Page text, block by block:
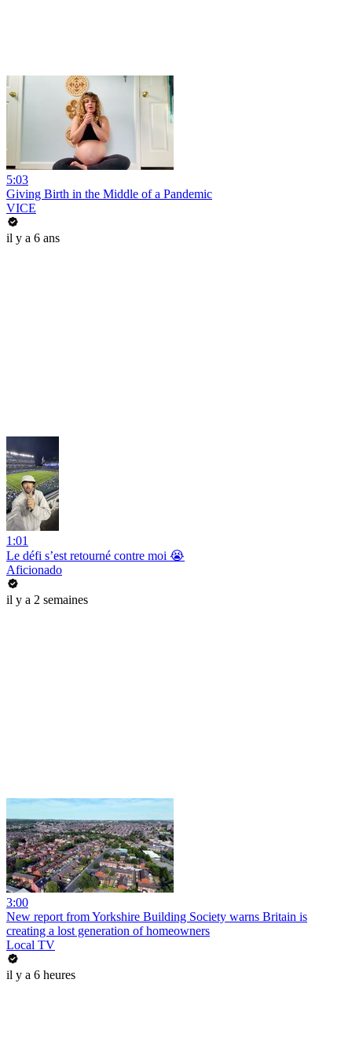
5:03
Giving Birth in the Middle of a Pandemic
VICE
il y a 6 ans
1:01
Le défi s’est retourné contre moi 😭
Aficionado
il y a 2 semaines
3:00
New report from Yorkshire Building Society warns Britain is
creating a lost generation of homeowners
Local TV
il y a 6 heures